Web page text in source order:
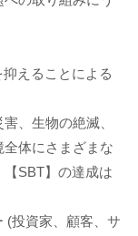
えることによる
、生物の絶滅、
体にさまざまな
SBT】の達成は
(投資家、顧客、サ